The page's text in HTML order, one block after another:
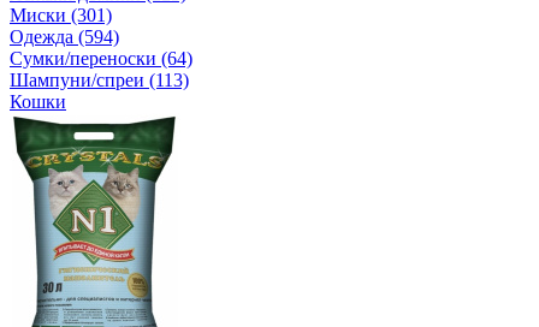
Миски (301)
Одежда (594)
Сумки/переноски (64)
Шампуни/спреи (113)
Кошки